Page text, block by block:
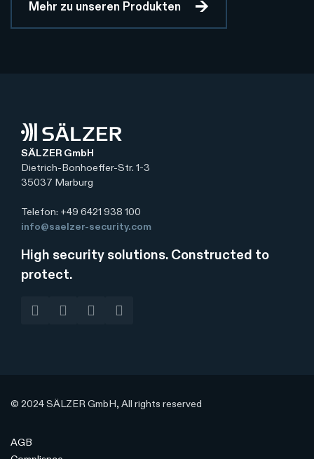
Mehr zu unseren Produkten
SÄLZER GmbH
Dietrich-Bonhoeffer-Str. 1-3
35037 Marburg
Telefon: +49 6421 938 100
info@saelzer-security.com
High security solutions. Constructed to
protect.
© 2024 SÄLZER GmbH, All rights reserved
AGB